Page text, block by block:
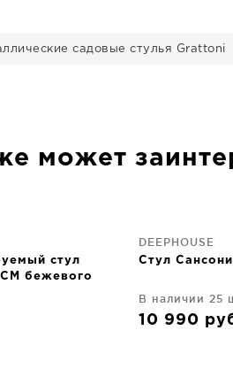
садовые стулья Grattoni
может
стул
бежевого
DEEPHOUSE
Стул
В наличии 25
10 990